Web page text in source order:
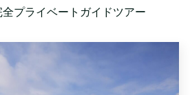
全プライベートガイドツアー